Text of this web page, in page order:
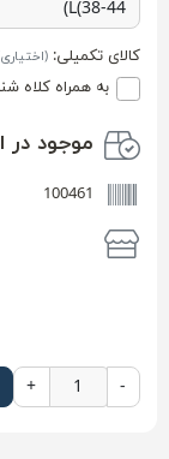
کالای تکمیلی:
به همراه کلاه شنا
موجود در
100461
-
+